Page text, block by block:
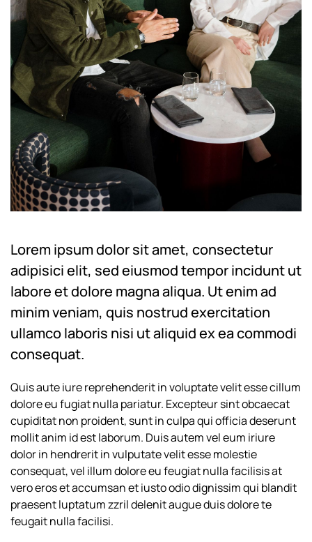
Lorem ipsum dolor sit amet, consectetur
adipisici elit, sed eiusmod tempor incidunt ut
labore et dolore magna aliqua. Ut enim ad
minim veniam, quis nostrud exercitation
ullamco laboris nisi ut aliquid ex ea commodi
consequat.
Quis aute iure reprehenderit in voluptate velit esse cillum
dolore eu fugiat nulla pariatur. Excepteur sint obcaecat
cupiditat non proident, sunt in culpa qui officia deserunt
mollit anim id est laborum. Duis autem vel eum iriure
dolor in hendrerit in vulputate velit esse molestie
consequat, vel illum dolore eu feugiat nulla facilisis at
vero eros et accumsan et iusto odio dignissim qui blandit
praesent luptatum zzril delenit augue duis dolore te
feugait nulla facilisi.